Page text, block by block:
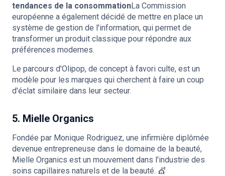
tendances de la consommationLa Commission
européenne a également décidé de mettre en place un
système de gestion de l'information, qui permet de
transformer un produit classique pour répondre aux
préférences modernes.
Le parcours d'Olipop, de concept à favori culte, est un
modèle pour les marques qui cherchent à faire un coup
d'éclat similaire dans leur secteur.
5. Mielle Organics
Fondée par Monique Rodriguez, une infirmière diplômée
devenue entrepreneuse dans le domaine de la beauté,
Mielle Organics est un mouvement dans l'industrie des
soins capillaires naturels et de la beauté. 💇